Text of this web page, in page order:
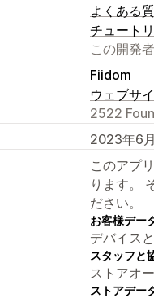
よくある
チュート
この開発
Fiidom
ウェブサ
2522
2023年6
このアプ
ります。
ださい。
お客様デー
デバイス
スタッフと
ストアオ
ストアデー